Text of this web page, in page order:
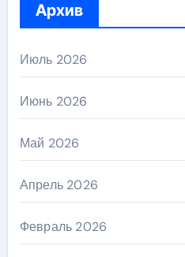
Архив
Июль 2026
Июнь 2026
Май 2026
Апрель 2026
Февраль 2026